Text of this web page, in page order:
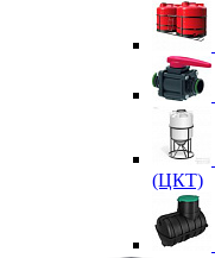
(ЦКТ)